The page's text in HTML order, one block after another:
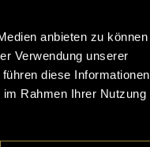
anbieten zu können
Verwendung unserer
diese Informationen
Rahmen Ihrer Nutzung